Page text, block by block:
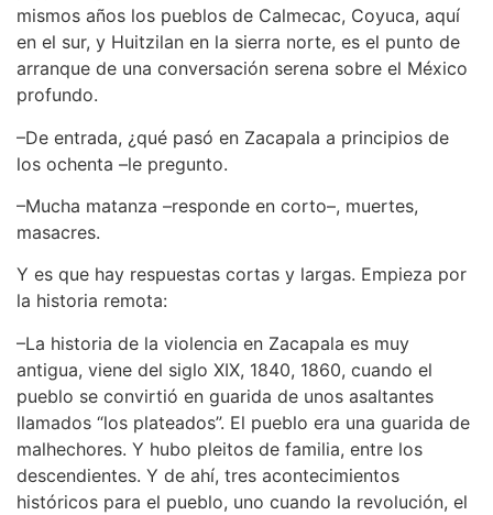
mismos años los pueblos de Calmecac, Coyuca, aquí
en el sur, y Huitzilan en la sierra norte, es el punto de
arranque de una conversación serena sobre el México
profundo.
–De entrada, ¿qué pasó en Zacapala a principios de
los ochenta –le pregunto.
–Mucha matanza –responde en corto–, muertes,
masacres.
Y es que hay respuestas cortas y largas. Empieza por
la historia remota:
–La historia de la violencia en Zacapala es muy
antigua, viene del siglo XIX, 1840, 1860, cuando el
pueblo se convirtió en guarida de unos asaltantes
llamados “los plateados”. El pueblo era una guarida de
malhechores. Y hubo pleitos de familia, entre los
descendientes. Y de ahí, tres acontecimientos
históricos para el pueblo, uno cuando la revolución, el